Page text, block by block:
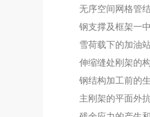
无序空间网格管
钢支撑及框架一
雪荷载下的加油
伸缩缝处刚架的
钢结构加工前的
主刚架的平面外